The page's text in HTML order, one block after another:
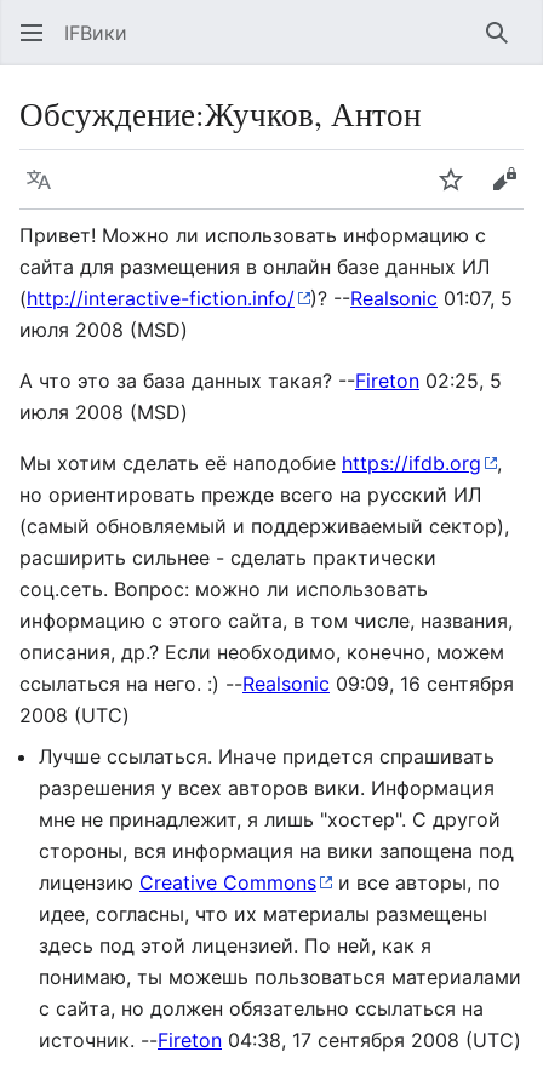
IFВики
Обсуждение:Жучков, Антон
Язык Следить
Привет! Можно ли использовать информацию с
сайта для размещения в онлайн базе данных ИЛ
(http://interactive-fiction.info/ )? --Realsonic 01:07, 5
июля 2008 (MSD)
А что это за база данных такая? --Fireton 02:25, 5
июля 2008 (MSD)
Мы хотим сделать её наподобие https://ifdb.org
,
но ориентировать прежде всего на русский ИЛ
(самый обновляемый и поддерживаемый сектор),
расширить сильнее - сделать практически
соц.сеть. Вопрос: можно ли использовать
информацию с этого сайта, в том числе, названия,
описания, др.? Если необходимо, конечно, можем
ссылаться на него. :) --Realsonic 09:09, 16 сентября
2008 (UTC)
Лучше ссылаться. Иначе придется спрашивать
разрешения у всех авторов вики. Информация
мне не принадлежит, я лишь "хостер". С другой
стороны, вся информация на вики запощена под
лицензию Creative Commons
и все авторы, по
идее, согласны, что их материалы размещены
здесь под этой лицензией. По ней, как я
понимаю, ты можешь пользоваться материалами
с сайта, но должен обязательно ссылаться на
источник. --Fireton 04:38, 17 сентября 2008 (UTC)